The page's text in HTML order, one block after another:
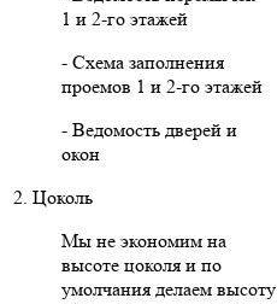
1 и 2-го этажей
- Схема заполнения
проемов 1 и 2-го этажей
- Ведомость дверей и
окон
2. Цоколь
Мы не экономим на
высоте цоколя и по
умолчания делаем высоту